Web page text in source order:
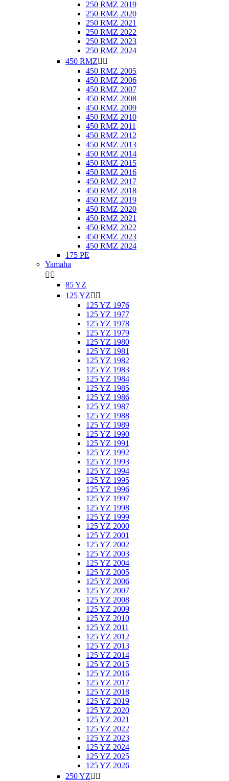
250 RMZ 2019
250 RMZ 2020
250 RMZ 2021
250 RMZ 2022
250 RMZ 2023
250 RMZ 2024
450 RMZ 
450 RMZ 2005
450 RMZ 2006
450 RMZ 2007
450 RMZ 2008
450 RMZ 2009
450 RMZ 2010
450 RMZ 2011
450 RMZ 2012
450 RMZ 2013
450 RMZ 2014
450 RMZ 2015
450 RMZ 2016
450 RMZ 2017
450 RMZ 2018
450 RMZ 2019
450 RMZ 2020
450 RMZ 2021
450 RMZ 2022
450 RMZ 2023
450 RMZ 2024
175 PE
Yamaha
 
85 YZ
125 YZ 
125 YZ 1976
125 YZ 1977
125 YZ 1978
125 YZ 1979
125 YZ 1980
125 YZ 1981
125 YZ 1982
125 YZ 1983
125 YZ 1984
125 YZ 1985
125 YZ 1986
125 YZ 1987
125 YZ 1988
125 YZ 1989
125 YZ 1990
125 YZ 1991
125 YZ 1992
125 YZ 1993
125 YZ 1994
125 YZ 1995
125 YZ 1996
125 YZ 1997
125 YZ 1998
125 YZ 1999
125 YZ 2000
125 YZ 2001
125 YZ 2002
125 YZ 2003
125 YZ 2004
125 YZ 2005
125 YZ 2006
125 YZ 2007
125 YZ 2008
125 YZ 2009
125 YZ 2010
125 YZ 2011
125 YZ 2012
125 YZ 2013
125 YZ 2014
125 YZ 2015
125 YZ 2016
125 YZ 2017
125 YZ 2018
125 YZ 2019
125 YZ 2020
125 YZ 2021
125 YZ 2022
125 YZ 2023
125 YZ 2024
125 YZ 2025
125 YZ 2026
250 YZ 